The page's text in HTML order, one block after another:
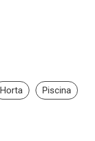
Horta Piscina